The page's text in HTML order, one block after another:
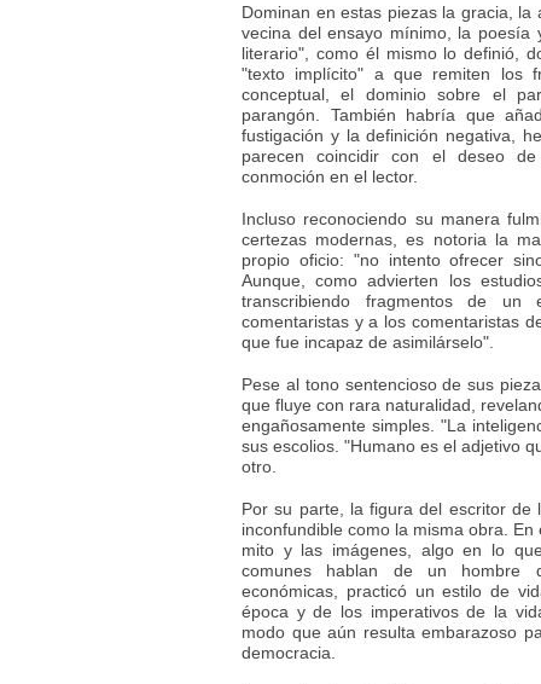
Dominan en estas piezas la gracia,
vecina del ensayo mínimo, la poesía
literario", como él mismo lo definió,
"texto implícito" a que remiten los
conceptual, el dominio sobre el
parangón. También habría que
fustigación y la definición negativa,
parecen coincidir con el deseo
conmoción en el lector.
Incluso reconociendo su manera
certezas modernas, es notoria la
propio oficio: "no intento ofrecer
Aunque, como advierten los
transcribiendo fragmentos de
comentaristas y a los comentaristas
que fue incapaz de asimilárselo".
Pese al tono sentencioso de sus
que fluye con rara naturalidad,
engañosamente simples. "La
sus escolios. "Humano es el adjetivo
otro.
Por su parte, la figura del escritor
inconfundible como la misma obra.
mito y las imágenes, algo en lo
comunes hablan de un hombre
económicas, practicó un estilo de
época y de los imperativos de la
modo que aún resulta embarazoso
democracia.